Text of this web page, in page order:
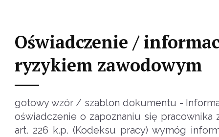
Oświadczenie /
ryzykiem zawodowym
gotowy wzór / szablon dokumentu -
oświadczenie o zapoznaniu się
art. 226 k.p. (Kodeksu pracy) wymóg